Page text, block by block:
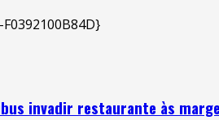
invadir restaurante às